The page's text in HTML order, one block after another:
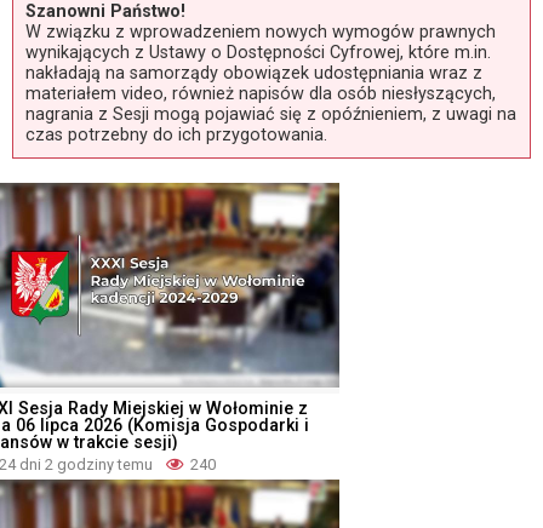
Szanowni Państwo!
W związku z wprowadzeniem nowych wymogów prawnych
wynikających z Ustawy o Dostępności Cyfrowej, które m.in.
nakładają na samorządy obowiązek udostępniania wraz z
materiałem video, również napisów dla osób niesłyszących,
nagrania z Sesji mogą pojawiać się z opóźnieniem, z uwagi na
czas potrzebny do ich przygotowania.
Sesja Rady Miejskiej w Wołominie z
06 lipca 2026 (Komisja Gospodarki i
w trakcie sesji)
24 dni 2 godziny temu 240